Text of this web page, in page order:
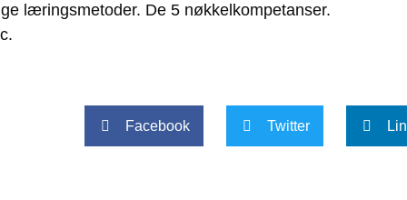
læringsmetoder. De 5 nøkkelkompetanser.
Facebook Twitter